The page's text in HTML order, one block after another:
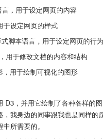
，用于设定网页的内容
于设定网页的样式
脚本语言，用于设定网页的行为
用于修改文档的内容和结构
，用于绘制可视化的图形
D3，并用它绘制了各种各样的
，我身边的同事跟我也是同样
所需要的。